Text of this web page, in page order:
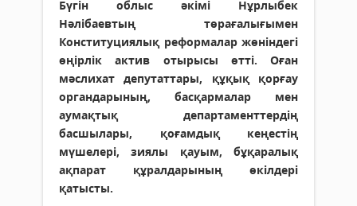
Бүгін облыс әкімі Нұрлыбек
Нәлібаевтың төрағалығымен
Конституциялық реформалар жөніндегі
өңірлік актив отырысы өтті. Оған
мәслихат депутаттары, құқық қорғау
органдарының, басқармалар мен
аумақтық департаменттердің
басшылары, қоғамдық кеңестің
мүшелері, зиялы қауым, бұқаралық
ақпарат құралдарының өкілдері
қатысты.